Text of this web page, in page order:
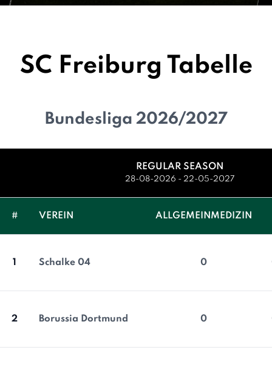
SC Freiburg Tabelle
Bundesliga 2026/2027
REGULAR SEASON
28-08-2026 - 22-05-2027
# VEREIN ALLGEMEINMEDIZIN
1 Schalke 04 0
2 Borussia Dortmund 0